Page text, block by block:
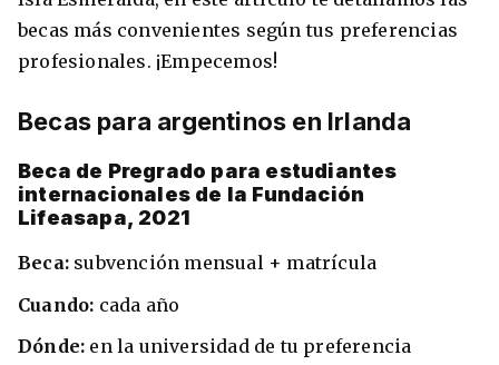
Estudia Desarrollo Web en Toronto
becas más convenientes según tus preferencias
profesionales. ¡Empecemos!
Becas para argentinos en Irlanda
Beca de Pregrado para estudiantes
internacionales de la Fundación
Lifeasapa, 2021
Beca: subvención mensual + matrícula
Cuando: cada año
Dónde: en la universidad de tu preferencia